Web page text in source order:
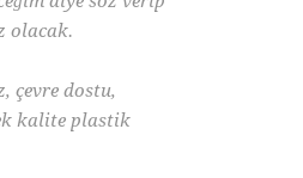
olacak.
çevre dostu,
kalite plastik